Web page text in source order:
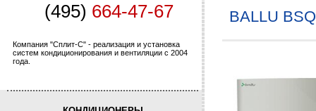
(495) 664-47-67
Компания "Сплит-С" - реализация и установка
систем кондиционирования и вентиляции с 2004
года.
BALLU